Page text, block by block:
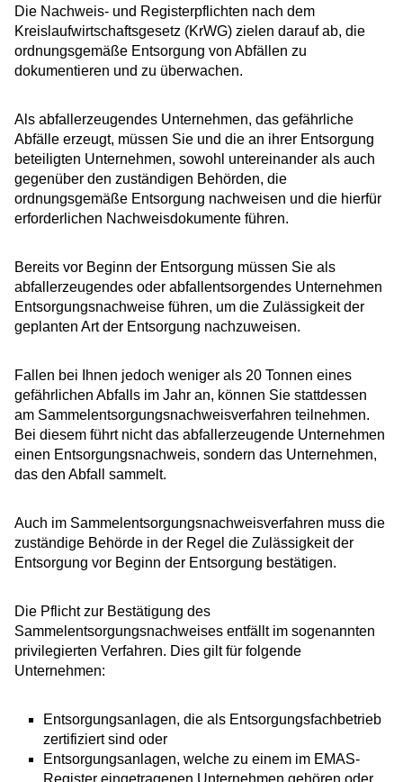
Die Nachweis- und Registerpflichten nach dem
Kreislaufwirtschaftsgesetz (KrWG) zielen darauf ab, die
ordnungsgemäße Entsorgung von Abfällen zu
dokumentieren und zu überwachen.
Als abfallerzeugendes Unternehmen, das gefährliche
Abfälle erzeugt, müssen Sie und die an ihrer Entsorgung
beteiligten Unternehmen, sowohl untereinander als auch
gegenüber den zuständigen Behörden, die
ordnungsgemäße Entsorgung nachweisen und die hierfür
erforderlichen Nachweisdokumente führen.
Bereits vor Beginn der Entsorgung müssen Sie als
abfallerzeugendes oder abfallentsorgendes Unternehmen
Entsorgungsnachweise führen, um die Zulässigkeit der
geplanten Art der Entsorgung nachzuweisen.
Fallen bei Ihnen jedoch weniger als 20 Tonnen eines
gefährlichen Abfalls im Jahr an, können Sie stattdessen
am Sammelentsorgungsnachweisverfahren teilnehmen.
Bei diesem führt nicht das abfallerzeugende Unternehmen
einen Entsorgungsnachweis, sondern das Unternehmen,
das den Abfall sammelt.
Auch im Sammelentsorgungsnachweisverfahren muss die
zuständige Behörde in der Regel die Zulässigkeit der
Entsorgung vor Beginn der Entsorgung bestätigen.
Die Pflicht zur Bestätigung des
Sammelentsorgungsnachweises entfällt im sogenannten
privilegierten Verfahren. Dies gilt für folgende
Unternehmen:
Entsorgungsanlagen, die als Entsorgungsfachbetrieb
zertifiziert sind oder
Entsorgungsanlagen, welche zu einem im EMAS-